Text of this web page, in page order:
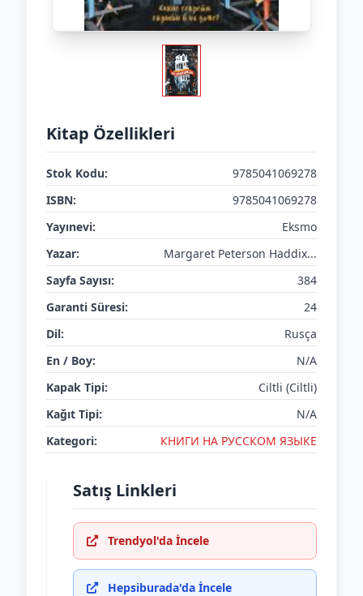
Kitap Özellikleri
Stok Kodu:
9785041069278
ISBN:
9785041069278
Yayınevi:
Eksmo
Yazar:
Margaret Peterson Haddix...
Sayfa Sayısı:
384
Garanti Süresi:
24
Dil:
Rusça
En / Boy:
N/A
Kapak Tipi:
Ciltli (Ciltli)
Kağıt Tipi:
N/A
Kategori:
КНИГИ НА РУССКОМ ЯЗЫКЕ
Satış Linkleri
Trendyol'da İncele
Hepsiburada'da İncele